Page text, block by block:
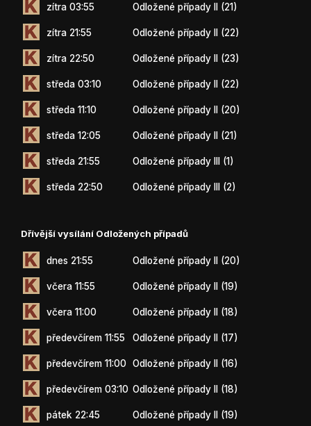
zítra 03:55 Odložené případy II (21)
zítra 21:55 Odložené případy II (22)
zítra 22:50 Odložené případy II (23)
středa 03:10 Odložené případy II (22)
středa 11:10 Odložené případy II (20)
středa 12:05 Odložené případy II (21)
středa 21:55 Odložené případy III (1)
středa 22:50 Odložené případy III (2)
Dřívější vysílání Odložených případů
dnes 21:55 Odložené případy II (20)
včera 11:55 Odložené případy II (19)
včera 11:00 Odložené případy II (18)
předevčírem 11:55 Odložené případy II (17)
předevčírem 11:00 Odložené případy II (16)
předevčírem 03:10 Odložené případy II (18)
pátek 22:45 Odložené případy II (19)